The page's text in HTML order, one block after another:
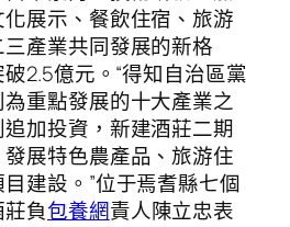
展示、餐飲住宿、旅游
產業共同發展的新格
2.5億元。“得知自治區黨
重點發展的十大產業之
加投資，新建酒莊二期
展特色農產品、旅游住
建設。”位于焉耆縣七個
負包養網責人陳立忠表